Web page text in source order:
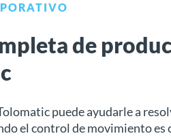
de
puede ayudarle a
el control de movimiento es